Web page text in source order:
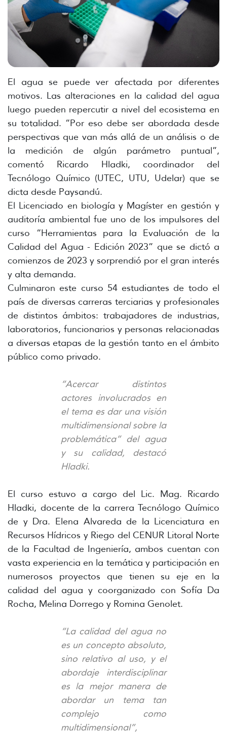
El agua se puede ver afectada por diferentes
motivos. Las alteraciones en la calidad del agua
luego pueden repercutir a nivel del ecosistema en
su totalidad. “Por eso debe ser abordada desde
perspectivas que van más allá de un análisis o de
la medición de algún parámetro puntual”,
comentó Ricardo Hladki, coordinador del
Tecnólogo Químico (UTEC, UTU, Udelar) que se
dicta desde Paysandú.
El Licenciado en biología y Magíster en gestión y
auditoría ambiental fue uno de los impulsores del
curso “Herramientas para la Evaluación de la
Calidad del Agua - Edición 2023” que se dictó a
comienzos de 2023 y sorprendió por el gran interés
y alta demanda.
Culminaron este curso 54 estudiantes de todo el
país de diversas carreras terciarias y profesionales
de distintos ámbitos: trabajadores de industrias,
laboratorios, funcionarios y personas relacionadas
a diversas etapas de la gestión tanto en el ámbito
público como privado.
“Acercar distintos
actores involucrados en
el tema es dar una visión
multidimensional sobre la
problemática” del agua
y su calidad, destacó
Hladki.
El curso estuvo a cargo del Lic. Mag. Ricardo
Hladki, docente de la carrera Tecnólogo Químico
de y Dra. Elena Alvareda de la Licenciatura en
Recursos Hídricos y Riego del CENUR Litoral Norte
de la Facultad de Ingeniería, ambos cuentan con
vasta experiencia en la temática y participación en
numerosos proyectos que tienen su eje en la
calidad del agua y coorganizado con Sofía Da
Rocha, Melina Dorrego y Romina Genolet.
“La calidad del agua no
es un concepto absoluto,
sino relativo al uso, y el
abordaje interdisciplinar
es la mejor manera de
abordar un tema tan
complejo como
multidimensional”,